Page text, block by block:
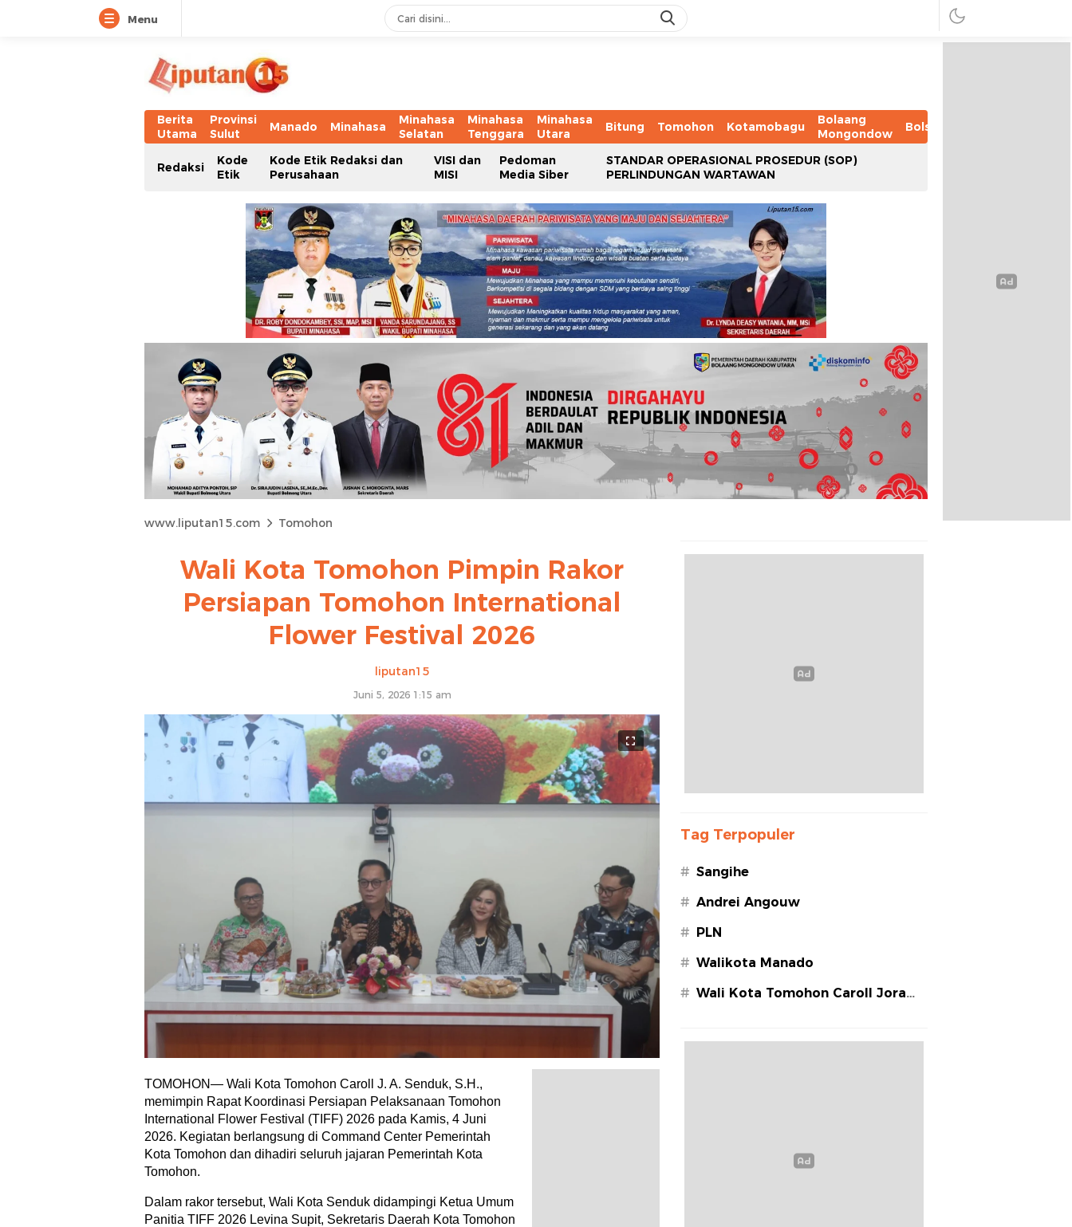
Menu
Berita
Utama
Provinsi
Sulut
Manado Minahasa
Minahasa
Selatan
Minahasa
Tenggara
Minahasa
Utara
Bitung Tomohon Kotamobagu
Bolaang
Mongondow
Bolsel
Redaksi
Kode
Etik
Kode Etik Redaksi dan
Perusahaan
VISI dan
MISI
Pedoman
Media Siber
STANDAR OPERASIONAL PROSEDUR (SOP)
PERLINDUNGAN WARTAWAN
www.liputan15.com Tomohon
Wali Kota Tomohon Pimpin Rakor
Persiapan Tomohon International
Flower Festival 2026
liputan15
Juni 5, 2026 1:15 am
TOMOHON— Wali Kota Tomohon Caroll J. A. Senduk, S.H.,
memimpin Rapat Koordinasi Persiapan Pelaksanaan Tomohon
International Flower Festival (TIFF) 2026 pada Kamis, 4 Juni
2026. Kegiatan berlangsung di Command Center Pemerintah
Kota Tomohon dan dihadiri seluruh jajaran Pemerintah Kota
Tomohon.
Dalam rakor tersebut, Wali Kota Senduk didampingi Ketua Umum
Panitia TIFF 2026 Levina Supit, Sekretaris Daerah Kota Tomohon
Tag Terpopuler
# Sangihe
# Andrei Angouw
# PLN
# Walikota Manado
# Wali Kota Tomohon Caroll Joram